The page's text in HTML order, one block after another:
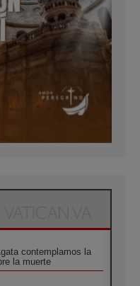
contemplamos la
la muerte